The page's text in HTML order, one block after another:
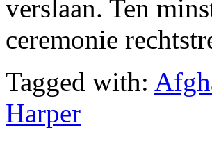
verslaan. Ten
ceremonie
Tagged with:
Harper